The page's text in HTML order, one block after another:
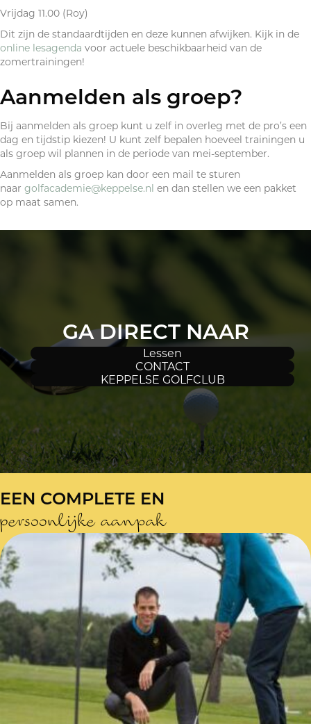
Vrijdag 11.00 (Roy)
Dit zijn de standaardtijden en deze kunnen afwijken. Kijk in de
online lesagenda voor actuele beschikbaarheid van de
zomertrainingen!
Aanmelden als groep?
Bij aanmelden als groep kunt u zelf in overleg met de pro’s een
dag en tijdstip kiezen! U kunt zelf bepalen hoeveel trainingen u
als groep wil plannen in de periode van mei-september.
Aanmelden als groep kan door een mail te sturen
naar golfacademie@keppelse.nl en dan stellen we een pakket
op maat samen.
GA DIRECT NAAR
Lessen
CONTACT
KEPPELSE GOLFCLUB
EEN COMPLETE EN
persoonlijke aanpak